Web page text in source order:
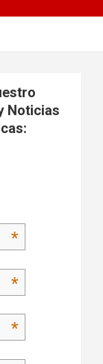
Noticias
*
*
*